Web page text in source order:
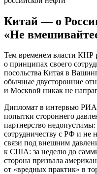
Китай — о
«Не
Тем временем власти
о принципах своего
посольства Китая в
обычные двусторонние
и Москвой никак не
Дипломат в интервью
попытки стороннего
партнерство
сотрудничеству с РФ и не
связи под внешним
к США: за неделю до
сторона призвала
от «вредных практик» в